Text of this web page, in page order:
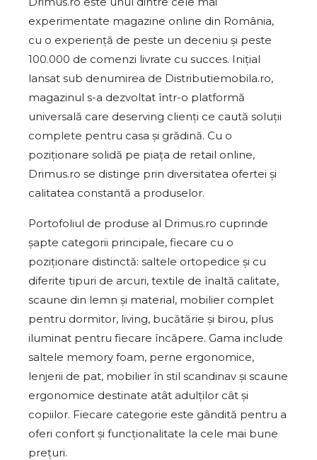
experimentate magazine online din România,
cu o experiență de peste un deceniu și peste
100.000 de comenzi livrate cu succes. Inițial
lansat sub denumirea de Distributiemobila.ro,
magazinul s-a dezvoltat într-o platformă
universală care deserving clienți ce caută soluții
complete pentru casa și grădină. Cu o
poziționare solidă pe piața de retail online,
Drimus.ro se distinge prin diversitatea ofertei și
calitatea constantă a produselor.
Portofoliul de produse al Drimus.ro cuprinde
șapte categorii principale, fiecare cu o
poziționare distinctă: saltele ortopedice și cu
diferite tipuri de arcuri, textile de înaltă calitate,
scaune din lemn și material, mobilier complet
pentru dormitor, living, bucătărie și birou, plus
iluminat pentru fiecare încăpere. Gama include
saltele memory foam, perne ergonomice,
lenjerii de pat, mobilier în stil scandinav și scaune
ergonomice destinate atât adulților cât și
copiilor. Fiecare categorie este gândită pentru a
oferi confort și funcționalitate la cele mai bune
prețuri.